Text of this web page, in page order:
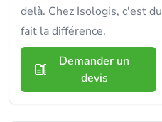
delà. Chez Isologis, c'est
fait la différence.
Demander un
devis